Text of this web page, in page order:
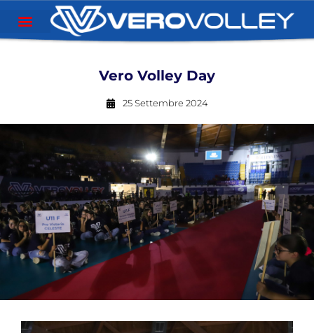
Vero Volley Day
25 Settembre 2024